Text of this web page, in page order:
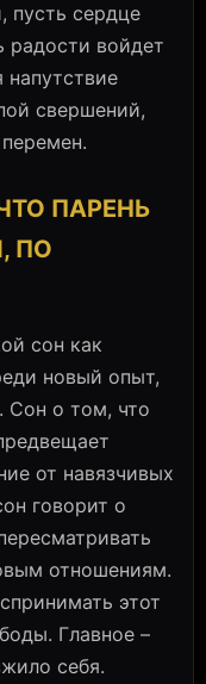
пусть сердце
радости войдет
свершений,
ПАРЕНЬ
ПО
сон как
новый опыт,
Сон о том, что
от навязчивых
говорит о
отношениям.
этот
Главное –
себя.